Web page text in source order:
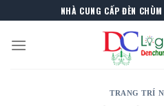
to
content
NHÀ CUNG CẤP ĐÈN
TRANG TRÍ